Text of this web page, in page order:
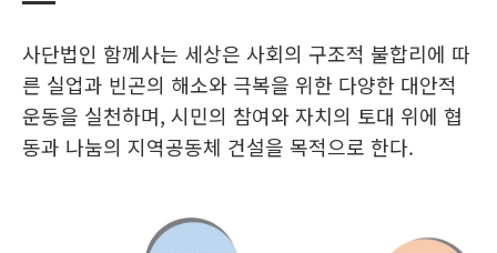
사단법인 함께사는 세상은 사회의 구조적 불합리에 따
른 실업과 빈곤의 해소와 극복을 위한 다양한 대안적
운동을 실천하며, 시민의 참여와 자치의 토대 위에 협
동과 나눔의 지역공동체 건설을 목적으로 한다.